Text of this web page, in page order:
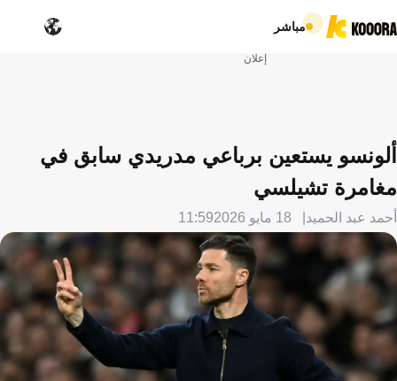
مباشر
إعلان
ألونسو يستعين برباعي مدريدي سابق في
مغامرة تشيلسي
أحمد عبد الحميد 18 مايو 2026 11:59